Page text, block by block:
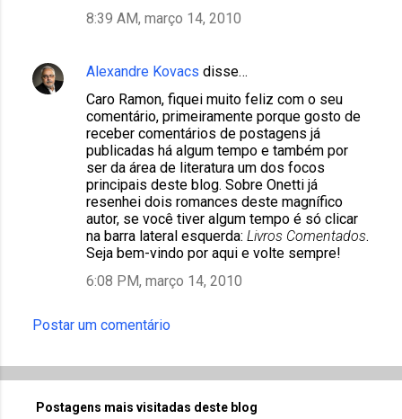
8:39 AM, março 14, 2010
Alexandre Kovacs disse…
Caro Ramon, fiquei muito feliz com o seu
comentário, primeiramente porque gosto de
receber comentários de postagens já
publicadas há algum tempo e também por
ser da área de literatura um dos focos
principais deste blog. Sobre Onetti já
resenhei dois romances deste magnífico
autor, se você tiver algum tempo é só clicar
na barra lateral esquerda: Livros Comentados.
Seja bem-vindo por aqui e volte sempre!
6:08 PM, março 14, 2010
Postar um comentário
Postagens mais visitadas deste blog